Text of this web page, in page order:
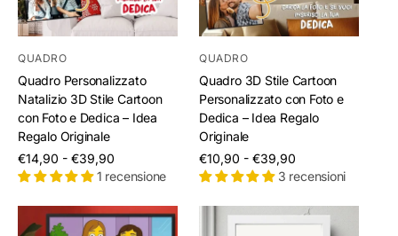
QUADRO
Quadro Personalizzato
Natalizio 3D Stile Cartoon
con Foto e Dedica – Idea
Regalo Originale
€14,90 - €39,90
/
per
1 recensione
QUADRO
Quadro 3D Stile Cartoon
Personalizzato con Foto e
Dedica – Idea Regalo
Originale
€10,90 - €39,90
/
per
3 recensioni